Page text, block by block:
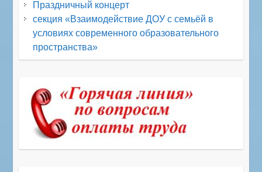
Праздничный концерт
секция «Взаимодействие ДОУ с семьёй в
условиях современного образовательного
пространства»